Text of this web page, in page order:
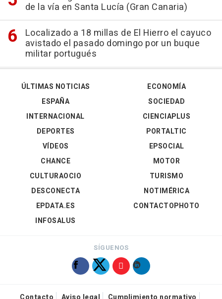
de la vía en Santa Lucía (Gran Canaria)
Localizado a 18 millas de El Hierro el cayuco
avistado el pasado domingo por un buque
militar portugués
ÚLTIMAS NOTICIAS
ESPAÑA
INTERNACIONAL
DEPORTES
VÍDEOS
ECONOMÍA
SOCIEDAD
CIENCIAPLUS
PORTALTIC
EPSOCIAL
CHANCE
CULTURAOCIO
DESCONECTA
EPDATA.ES
INFOSALUS
MOTOR
TURISMO
NOTIMÉRICA
CONTACTOPHOTO
SÍGUENOS